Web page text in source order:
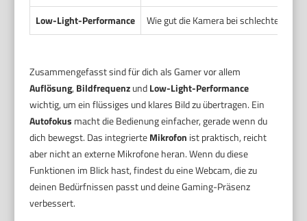
Low-Light-Performance
Wie gut die Kamera bei schlechter
Zusammengefasst sind für dich als Gamer vor allem
Auflösung, BildfrequenzundLow-Light-Performance
wichtig, um ein flüssiges und klares Bild zu übertragen. Ein
Autofokus macht die Bedienung einfacher, gerade wenn du
dich bewegst. Das integrierteMikrofon ist praktisch, reicht
aber nicht an externe Mikrofone heran. Wenn du diese
Funktionen im Blick hast, findest du eine Webcam, die zu
deinen Bedürfnissen passt und deine Gaming-Präsenz
verbessert.